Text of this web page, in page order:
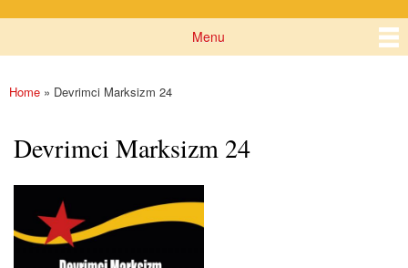
Menu
You are here
Home » Devrimci Marksizm 24
Devrimci Marksizm 24